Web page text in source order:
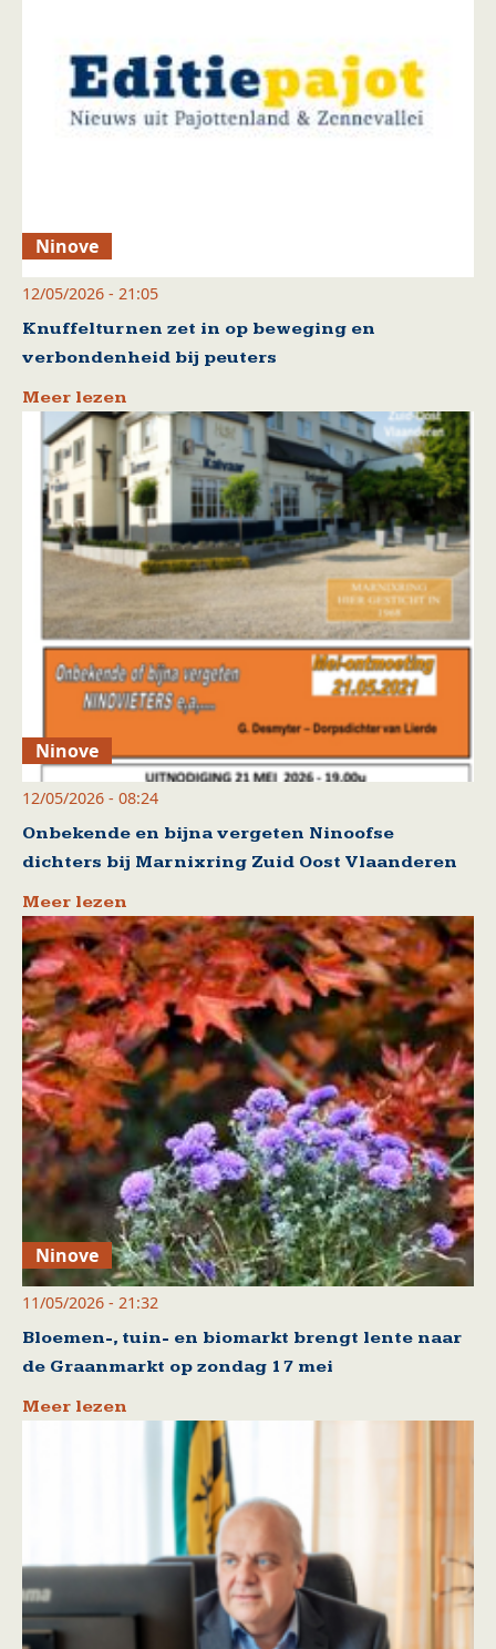
Ninove
12/05/2026 - 21:05
Knuffelturnen zet in op beweging en
verbondenheid bij peuters
Meer lezen
Ninove
12/05/2026 - 08:24
Onbekende en bijna vergeten Ninoofse
dichters bij Marnixring Zuid Oost Vlaanderen
Meer lezen
Ninove
11/05/2026 - 21:32
Bloemen-, tuin- en biomarkt brengt lente naar
de Graanmarkt op zondag 17 mei
Meer lezen